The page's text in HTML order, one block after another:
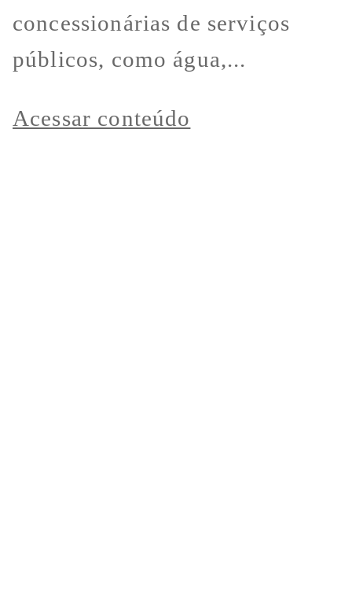
concessionárias de serviços
públicos, como água,...
Acessar conteúdo